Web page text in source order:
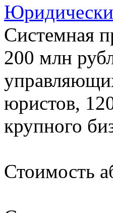
Системная
200 млн
юристов,
крупного
Стоимость